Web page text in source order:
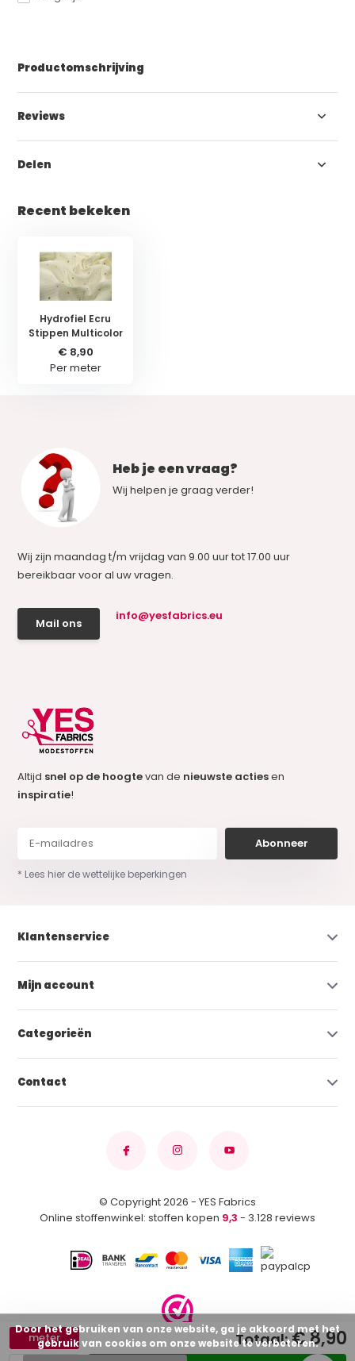
meter Totaal:€ 8,90
Productomschrijving
Reviews
Delen
Recent bekeken
Hydrofiel Ecru
Stippen Multicolor
€ 8,90
Per meter
Heb je een vraag?
Wij helpen je graag verder!
Wij zijn maandag t/m vrijdag van 9.00 uur tot 17.00 uur
bereikbaar voor al uw vragen.
Mail ons
info@yesfabrics.eu
Altijd snel op de hoogtevan de nieuwste actiesen
inspiratie!
Abonneer
* Lees hier de wettelijke beperkingen
Klantenservice
Mijn account
Categorieën
Contact
© Copyright 2026 - YES Fabrics
Online stoffenwinkel: stoffen kopen 9,3 - 3.128 reviews
Door het gebruiken van onze website, ga je akkoord met het
gebruik van cookies om onze website te verbeteren.